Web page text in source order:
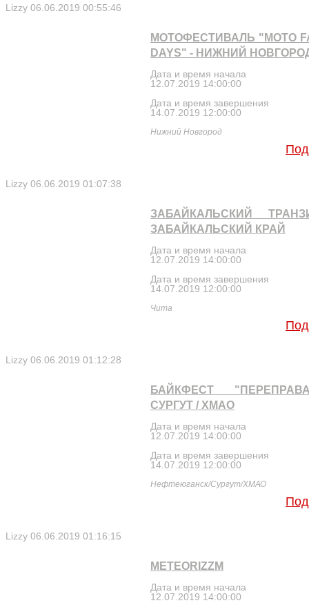
Lizzy 06.06.2019 00:55:46
МОТОФЕСТИВАЛЬ "MOTO
DAYS" - НИЖНИЙ
Дата и время начала
12.07.2019 14:00:00
Дата и время завершения
14.07.2019 12:00:00
Нижний Новгород
Lizzy 06.06.2019 01:07:38
ЗАБАЙКАЛЬСКИЙ
ЗАБАЙКАЛЬСКИЙ КРАЙ
Дата и время начала
12.07.2019 14:00:00
Дата и время завершения
14.07.2019 12:00:00
Чита
Lizzy 06.06.2019 01:12:28
БАЙКФЕСТ
СУРГУТ / ХМАО
Дата и время начала
12.07.2019 14:00:00
Дата и время завершения
14.07.2019 12:00:00
Нефтеюганск/Сургут/ХМАО
Lizzy 06.06.2019 01:16:15
METEORIZZM
Дата и время начала
12.07.2019 14:00:00